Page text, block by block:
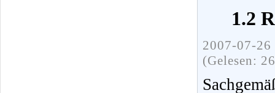
1.2
2007-07-
(Gelesen: